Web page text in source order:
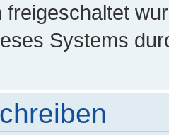
freigeschaltet
Systems